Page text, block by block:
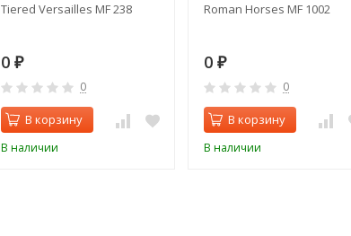
Tiered Versailles MF 238
0 ₽
0
В корзину
В наличии
Roman Horses MF 1002
0 ₽
0
В корзину
В наличии